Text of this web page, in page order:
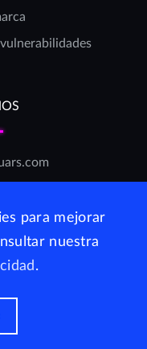
para mejorar
nuestra
.